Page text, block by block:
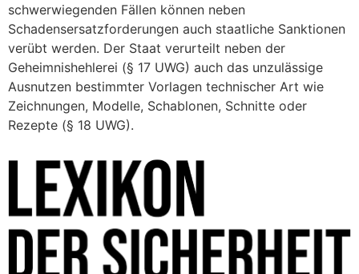
schwerwiegenden Fällen können neben
Schadensersatzforderungen auch staatliche Sanktionen
verübt werden. Der Staat verurteilt neben der
Geheimnishehlerei (§ 17 UWG) auch das unzulässige
Ausnutzen bestimmter Vorlagen technischer Art wie
Zeichnungen, Modelle, Schablonen, Schnitte oder
Rezepte (§ 18 UWG).